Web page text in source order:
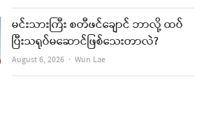
မင်းသားကြီး စတီဖင်ချောင် ဘာလို့ ထပ်
ပြီးသရုပ်မဆောင်ဖြစ်သေးတာလဲ?
August 6, 2026 Author
Wun Lae